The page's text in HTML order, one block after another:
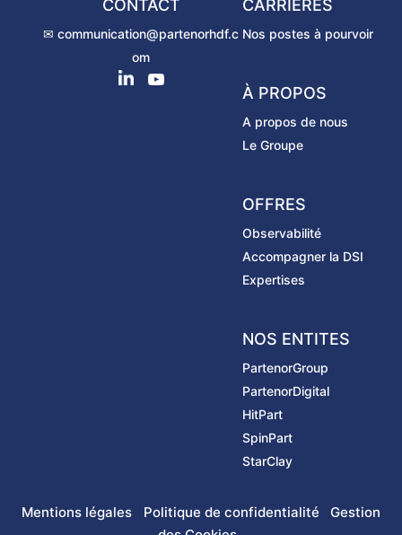
CONTACT
✉ communication@partenorhdf.c
om
CARRIÈRES
Nos postes à pourvoir
À PROPOS
A propos de nous
Le Groupe
OFFRES
Observabilité
Accompagner la DSI
Expertises
NOS ENTITES
PartenorGroup
PartenorDigital
HitPart
SpinPart
StarClay
Mentions légales Politique de confidentialité
Gestion